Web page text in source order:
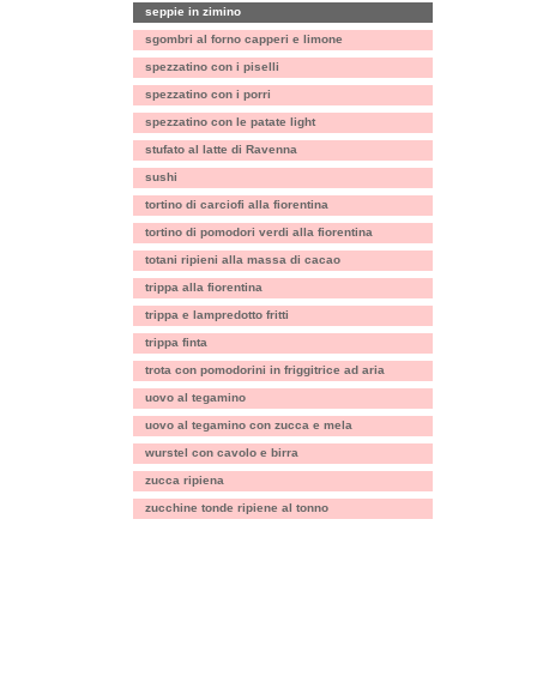
seppie in zimino
sgombri al forno capperi e limone
spezzatino con i piselli
spezzatino con i porri
spezzatino con le patate light
stufato al latte di Ravenna
sushi
tortino di carciofi alla fiorentina
tortino di pomodori verdi alla fiorentina
totani ripieni alla massa di cacao
trippa alla fiorentina
trippa e lampredotto fritti
trippa finta
trota con pomodorini in friggitrice ad aria
uovo al tegamino
uovo al tegamino con zucca e mela
wurstel con cavolo e birra
zucca ripiena
zucchine tonde ripiene al tonno